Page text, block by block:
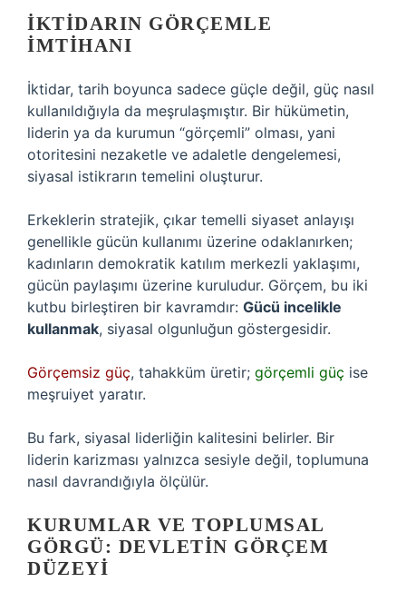
İKTIDARIN GÖRÇEMLE
İMTIHANI
İktidar, tarih boyunca sadece güçle değil, güç nasıl
kullanıldığıyla da meşrulaşmıştır. Bir hükümetin,
liderin ya da kurumun “görçemli” olması, yani
otoritesini nezaketle ve adaletle dengelemesi,
siyasal istikrarın temelini oluşturur.
Erkeklerin stratejik, çıkar temelli siyaset anlayışı
genellikle gücün kullanımı üzerine odaklanırken;
kadınların demokratik katılım merkezli yaklaşımı,
gücün paylaşımı üzerine kuruludur. Görçem, bu iki
kutbu birleştiren bir kavramdır: Gücü incelikle
kullanmak, siyasal olgunluğun göstergesidir.
Görçemsiz güç, tahakküm üretir; görçemli güç ise
meşruiyet yaratır.
Bu fark, siyasal liderliğin kalitesini belirler. Bir
liderin karizması yalnızca sesiyle değil, toplumuna
nasıl davrandığıyla ölçülür.
KURUMLAR VE TOPLUMSAL
GÖRGÜ: DEVLETIN GÖRÇEM
DÜZEYI